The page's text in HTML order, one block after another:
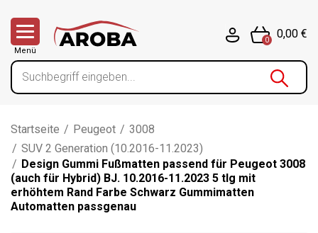
Menü
0
0,00 €
Startseite / Peugeot / 3008
/ SUV 2 Generation (10.2016-11.2023)
/ Design Gummi Fußmatten passend für Peugeot 3008
(auch für Hybrid) BJ. 10.2016-11.2023 5 tlg mit
erhöhtem Rand Farbe Schwarz Gummimatten
Automatten passgenau